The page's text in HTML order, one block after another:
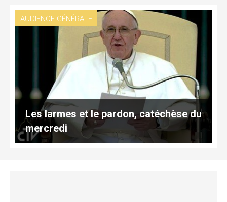
AUDIENCE GÉNÉRALE
Les larmes et le pardon, catéchèse du
mercredi